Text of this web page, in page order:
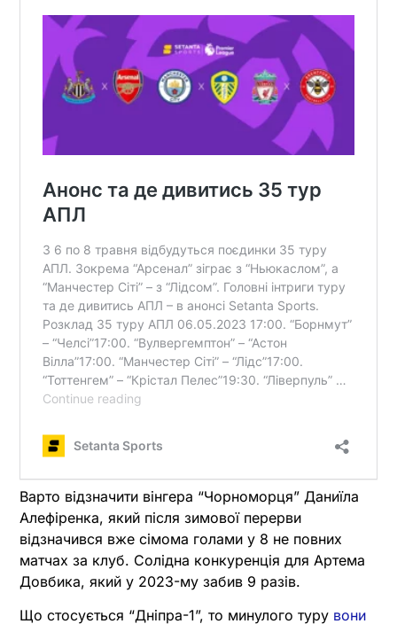
Варто відзначити вінгера “Чорноморця” Даниїла
Алефіренка, який після зимової перерви
відзначився вже сімома голами у 8 не повних
матчах за клуб. Солідна конкуренція для Артема
Довбика, який у 2023-му забив 9 разів.
Що стосується “Дніпра-1”, то минулого туру вони